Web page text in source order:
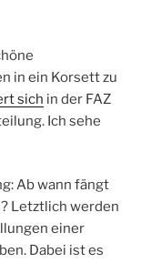
in ein Korsett zu
sich in der FAZ
Ich sehe
Ab wann fängt
Letztlich werden
einer
Dabei ist es